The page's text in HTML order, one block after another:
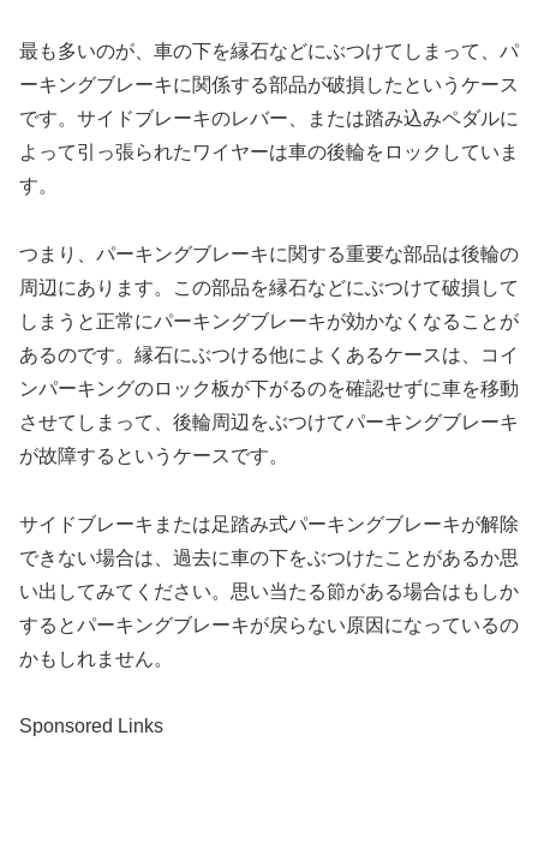
最も多いのが、車の下を縁石などにぶつけてしまって、パ
ーキングブレーキに関係する部品が破損したというケース
です。サイドブレーキのレバー、または踏み込みペダルに
よって引っ張られたワイヤーは車の後輪をロックしていま
す。
つまり、パーキングブレーキに関する重要な部品は後輪の
周辺にあります。この部品を縁石などにぶつけて破損して
しまうと正常にパーキングブレーキが効かなくなることが
あるのです。縁石にぶつける他によくあるケースは、コイ
ンパーキングのロック板が下がるのを確認せずに車を移動
させてしまって、後輪周辺をぶつけてパーキングブレーキ
が故障するというケースです。
サイドブレーキまたは足踏み式パーキングブレーキが解除
できない場合は、過去に車の下をぶつけたことがあるか思
い出してみてください。思い当たる節がある場合はもしか
するとパーキングブレーキが戻らない原因になっているの
かもしれません。
Sponsored Links